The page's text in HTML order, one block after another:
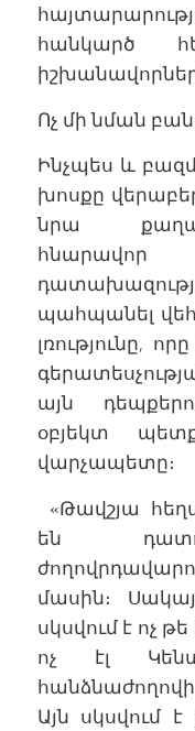
հանկարծ
Ոչ մի նման
Ինչպես և
խոսքը
նրա
պահպանել
լռությունը,
այն
օբյեկտ
վարչապետը։
«Թավշյա
են
մասին։
սկսվում է ոչ
ոչ էլ
Այն սկսվում